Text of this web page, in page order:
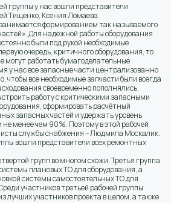
группы у нас вошли представители
Тищенко, Ксения Ломаева.
формированием так называемого
Для надёжной работы оборудования
были под рукой необходимые
очередь, критичного оборудования, то
могут работать бумагоделательные
у нас все запасные части централизованно
чтобы все необходимые запчасти были всегда
своевременно пополнялись.
работу с критическими запасными
сформировать расчётный
запасных частей и удержать уровень
не менее чем 90%. Поэтому в этой рабочей
службы снабжения – Людмила Москалик.
вошли представители всех ремонтных
групп во многом схожи. Третья группа
плановых ТО для оборудования, а
системы самостоятельных ТО для
участников третьей рабочей группы
лучших участников проекта в целом, а также